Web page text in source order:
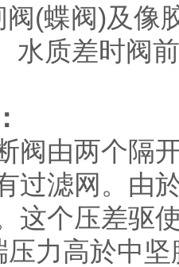
(蝶阀)及像
水质差时阀
阀由两个隔
过滤网。由
这个压差驱
压力高於中